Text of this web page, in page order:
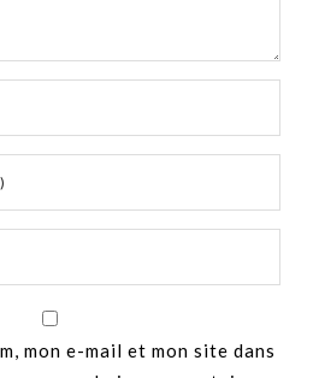
mon e-mail et mon site dans